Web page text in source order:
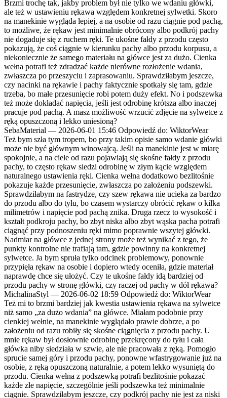
Brzmi trochę tak, jakby problem był nie tylko we wdaniu główki,
ale też w ustawieniu rękawa względem konkretnej sylwetki. Skoro
na manekinie wygląda lepiej, a na osobie od razu ciągnie pod pachą,
to możliwe, że rękaw jest minimalnie obrócony albo podkrój pachy
nie dogaduje się z ruchem ręki. Te ukośne fałdy z przodu często
pokazują, że coś ciągnie w kierunku pachy albo przodu korpusu, a
niekoniecznie że samego materiału na główce jest za dużo. Cienka
wełna potrafi też zdradzać każde nierówne rozłożenie wdania,
zwłaszcza po przeszyciu i zaprasowaniu. Sprawdziłabym jeszcze,
czy nacinki na rękawie i pachy faktycznie spotkały się tam, gdzie
trzeba, bo małe przesunięcie robi potem duży efekt. No i podszewka
też może dokładać napięcia, jeśli jest odrobinę krótsza albo inaczej
pracuje pod pachą. A masz możliwość wrzucić zdjęcie na sylwetce z
ręką opuszczoną i lekko uniesioną?
SebaMaterial — 2026-06-01 15:46 Odpowiedź do: WiktorWear
Też bym szła tym tropem, bo przy takim opisie samo wdanie główki
może nie być głównym winowajcą. Jeśli na manekinie jest w miarę
spokojnie, a na ciele od razu pojawiają się skośne fałdy z przodu
pachy, to często rękaw siedzi odrobinę w złym kącie względem
naturalnego ustawienia ręki. Cienka wełna dodatkowo bezlitośnie
pokazuje każde przesunięcie, zwłaszcza po założeniu podszewki.
Sprawdziłabym na fastrydze, czy szew rękawa nie ucieka za bardzo
do przodu albo do tyłu, bo czasem wystarczy obrócić rękaw o kilka
milimetrów i napięcie pod pachą znika. Druga rzecz to wysokość i
kształt podkroju pachy, bo zbyt niska albo zbyt wąska pacha potrafi
ciągnąć przy podnoszeniu ręki mimo poprawnie wszytej główki.
Nadmiar na główce z jednej strony może też wynikać z tego, że
punkty kontrolne nie trafiają tam, gdzie powinny na konkretnej
sylwetce. Ja bym spruła tylko odcinek problemowy, ponownie
przypięła rękaw na osobie i dopiero wtedy oceniła, gdzie materiał
naprawdę chce się ułożyć. Czy te ukośne fałdy idą bardziej od
przodu pachy w stronę główki, czy raczej od pachy w dół rękawa?
MichalinaStyl — 2026-06-02 18:59 Odpowiedź do: WiktorWear
Też mi to brzmi bardziej jak kwestia ustawienia rękawa na sylwetce
niż samo „za dużo wdania” na główce. Miałam podobnie przy
cienkiej wełnie, na manekinie wyglądało prawie dobrze, a po
założeniu od razu robiły się skośne ciągnięcia z przodu pachy. U
mnie rękaw był dosłownie odrobinę przekręcony do tyłu i cała
główka niby siedziała w szwie, ale nie pracowała z ręką. Pomogło
sprucie samej góry i przodu pachy, ponowne wfastrygowanie już na
osobie, z ręką opuszczoną naturalnie, a potem lekko wysuniętą do
przodu. Cienka wełna z podszewką potrafi bezlitośnie pokazać
każde złe napięcie, szczególnie jeśli podszewka też minimalnie
ciągnie. Sprawdziłabym jeszcze, czy podkrój pachy nie jest za niski